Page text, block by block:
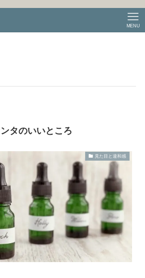
MENU
タのいいところ
見た目と違和感